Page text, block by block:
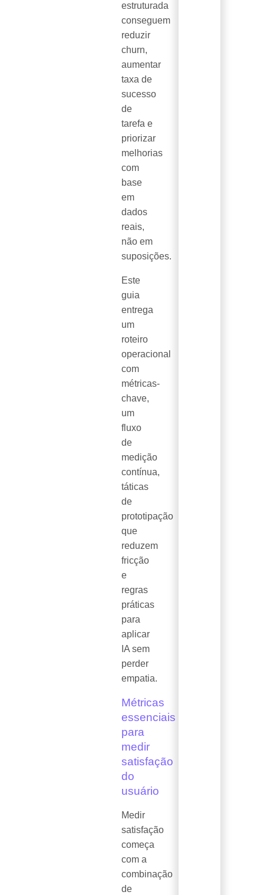
estruturada
conseguem
reduzir
churn,
aumentar
taxa de
sucesso
de
tarefa e
priorizar
melhorias
com
base
em
dados
reais,
não em
suposições.
Este
guia
entrega
um
roteiro
operacional
com
métricas-
chave,
um
fluxo
de
medição
contínua,
táticas
de
prototipação
que
reduzem
fricção
e
regras
práticas
para
aplicar
IA sem
perder
empatia.
Métricas
essenciais
para
medir
satisfação
do
usuário
Medir
satisfação
começa
com a
combinação
de